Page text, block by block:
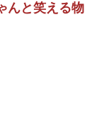
んと笑える物